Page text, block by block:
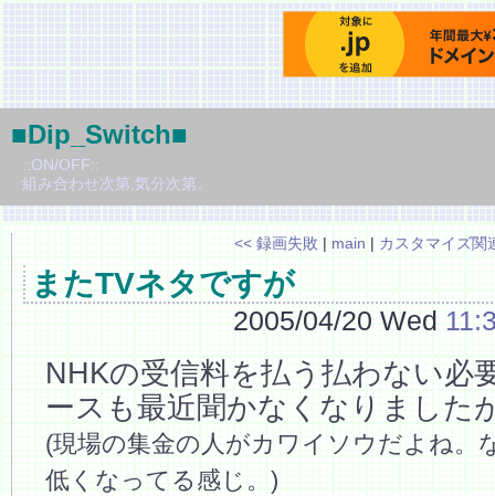
■Dip_Switch■
::ON/OFF::
組み合わせ次第,気分次第。
<< 録画失敗 | main | カスタマイズ関
またTVネタですが
2005/04/20 Wed
NHKの受信料を払う払わない必
ースも最近聞かなくなりました
(現場の集金の人がカワイソウだよね。
低くなってる感じ。)